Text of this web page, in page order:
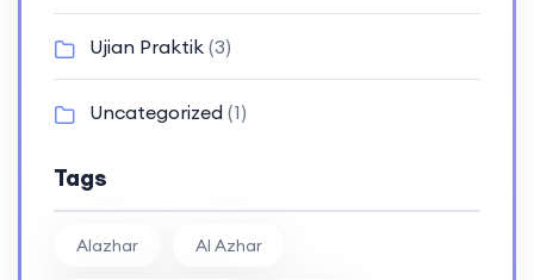
Ujian Praktik (3)
Uncategorized (1)
Tags
Alazhar Al Azhar